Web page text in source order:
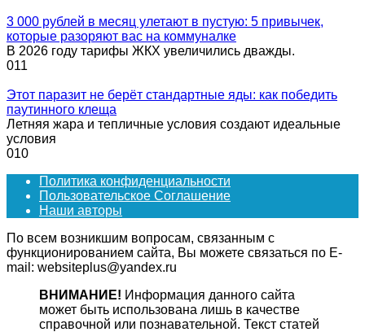
3 000 рублей в месяц улетают в пустую: 5 привычек,
которые разоряют вас на коммуналке
В 2026 году тарифы ЖКХ увеличились дважды.
011
Этот паразит не берёт стандартные яды: как победить
паутинного клеща
Летняя жара и тепличные условия создают идеальные
условия
010
Политика конфиденциальности
Пользовательское Соглашение
Наши авторы
По всем возникшим вопросам, связанным с
функционированием сайта, Вы можете связаться по E-
mail: websiteplus@yandex.ru
ВНИМАНИЕ! Информация данного сайта
может быть использована лишь в качестве
справочной или познавательной. Текст статей